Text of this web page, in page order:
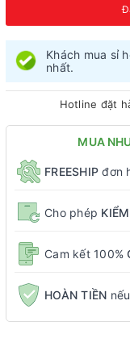
Khách mua sỉ
nhất.
Hotline đặt
MUA
FREESHIP đơn
Cho phép
Cam kết 100%
HOÀN TIỀN